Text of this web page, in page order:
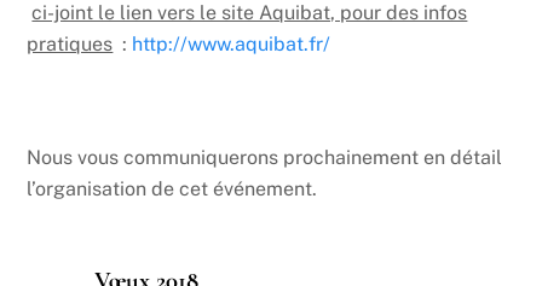
ci-joint le lien vers le site Aquibat, pour des infos
pratiques : http://www.aquibat.fr/
Nous vous communiquerons prochainement en détail
l’organisation de cet événement.